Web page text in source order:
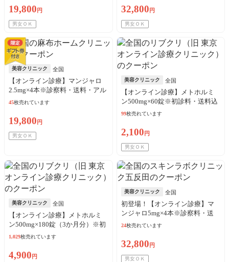
19,800 円
男女ＯＫ
32,800 円
男女ＯＫ
美容クリニック 全国
【オンライン診療】マンジャロ
2.5mg×4本※診察料・送料・アル
コール綿込／リピート可
45枚売れています
19,800 円
男女ＯＫ
美容クリニック 全国
【オンライン診療】メトホルミ
ン500mg×60錠※初診料・送料込
／リピート可
99枚売れています
2,100 円
男女ＯＫ
美容クリニック 全国
【オンライン診療】メトホルミ
ン500mg×180錠（3か月分）※初
診料・送料込
1,029枚売れています
4,900 円
美容クリニック 全国
初登場！【オンライン診療】マ
ンジャロ5mg×4本※診察料・送
料・アルコール綿込／リピート
24枚売れています
32,800 円
男女ＯＫ